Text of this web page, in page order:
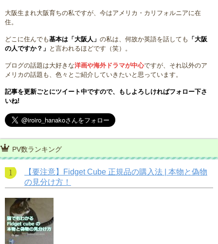
大阪生まれ大阪育ちの私ですが、今はアメリカ・カリフォルニアに在
住。
どこに住んでも基本は「大阪人」 の私は、何故か英語を話しても 「大阪
の人ですか？」 と言われるほどです（笑）。
ブログの話題は大好きな洋画や海外ドラマが中心ですが、それ以外のア
メリカの話題も、色々とご紹介していきたいと思っています。
記事を更新ごとにツイート中ですので、もしよろしければフォロー下さ
いね!
PV数ランキング
【要注意】Fidget Cube 正規品の購入法 | 本物と偽物
の見分け方！